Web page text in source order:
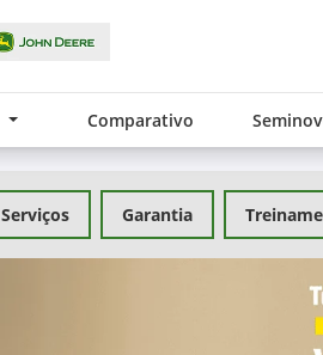
Comparativo
Serviços Garantia